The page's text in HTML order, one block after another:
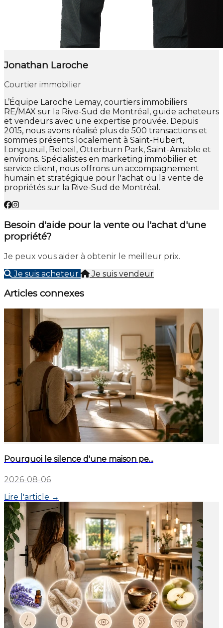
Jonathan Laroche
Courtier immobilier
L’Équipe Laroche Lemay, courtiers immobiliers
RE/MAX sur la Rive-Sud de Montréal, guide acheteurs
et vendeurs avec une expertise prouvée. Depuis
2015, nous avons réalisé plus de 500 transactions et
sommes présents localement à Saint-Hubert,
Longueuil, Beloeil, Otterburn Park, Saint-Amable et
environs. Spécialistes en marketing immobilier et
service client, nous offrons un accompagnement
humain et stratégique pour l'achat ou la vente de
propriétés sur la Rive-Sud de Montréal.
Besoin d'aide pour la vente ou l'achat d'une
propriété?
Je peux vous aider à obtenir le meilleur prix.
Je suis acheteur
Je suis vendeur
Articles connexes
Pourquoi le silence d'une maison pe...
2026-08-06
Lire l'article →